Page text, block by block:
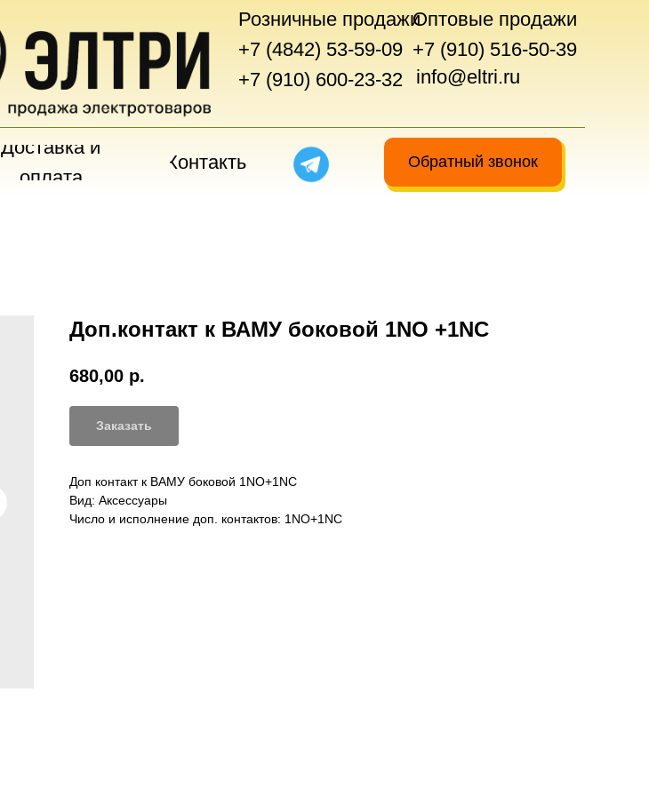
Розничные продажи
+7 (4842) 53-59-09
+7 (910) 600-23-32
Оптовые продажи
+7 (910) 516-50-39
Обратный звонок
Доставка и
оплата
Контакты
info@eltri.ru
Доп.контакт к ВАМУ боковой 1NO +1NC
680,00 р.
Заказать
Доп контакт к ВАМУ боковой 1NO+1NC
Вид: Аксессуары
Число и исполнение доп. контактов: 1NO+1NC